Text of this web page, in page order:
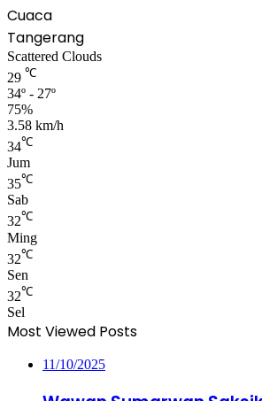
Cuaca
Tangerang
Scattered Clouds
29 ℃
34º - 27º
75%
3.58 km/h
34℃
Jum
35℃
Sab
32℃
Ming
32℃
Sen
32℃
Sel
Most Viewed Posts
11/10/2025